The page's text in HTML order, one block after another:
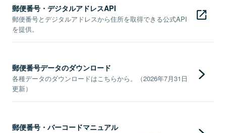
郵便番号・デジタルアドレスAPI
郵便番号とデジタルアドレスから住所を取得できる公式API
を提供。
郵便番号データのダウンロード
各種データのダウンロードはこちらから。（2026年7月31日
更新）
郵便番号・バーコードマニュアル